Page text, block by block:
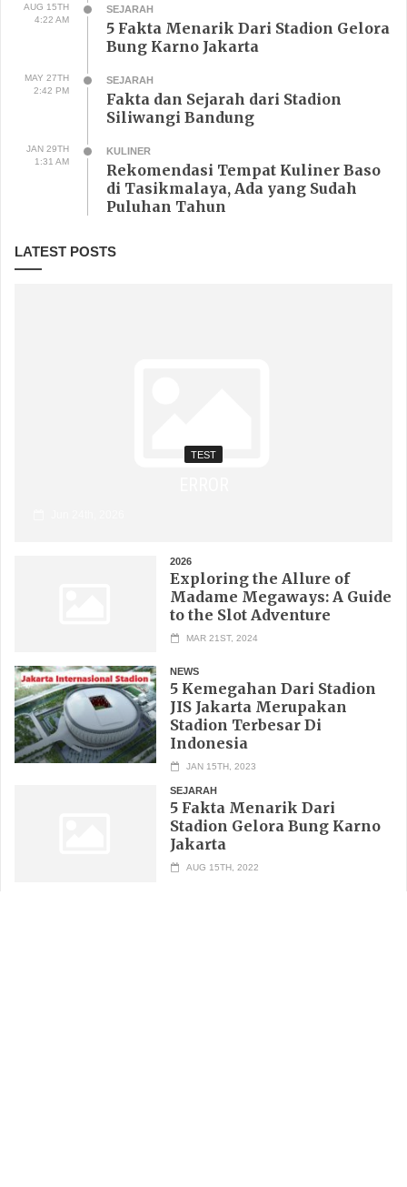
AUG 15TH
4:22 AM
SEJARAH
5 Fakta Menarik Dari Stadion Gelora
Bung Karno Jakarta
MAY 27TH
2:42 PM
SEJARAH
Fakta dan Sejarah dari Stadion
Siliwangi Bandung
JAN 29TH
1:31 AM
KULINER
Rekomendasi Tempat Kuliner Baso
di Tasikmalaya, Ada yang Sudah
Puluhan Tahun
LATEST POSTS
TEST
2026
Exploring the Allure of
Madame Megaways: A Guide
to the Slot Adventure
MAR 21ST, 2024
NEWS
5 Kemegahan Dari Stadion
JIS Jakarta Merupakan
Stadion Terbesar Di
Indonesia
JAN 15TH, 2023
SEJARAH
5 Fakta Menarik Dari
Stadion Gelora Bung Karno
Jakarta
AUG 15TH, 2022